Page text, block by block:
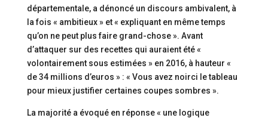
départementale, a dénoncé un discours ambivalent, à
la fois « ambitieux » et « expliquant en même temps
qu’on ne peut plus faire grand-chose ». Avant
d’attaquer sur des recettes qui auraient été «
volontairement sous estimées » en 2016, à hauteur «
de 34 millions d’euros » : « Vous avez noirci le tableau
pour mieux justifier certaines coupes sombres ».
La majorité a évoqué en réponse « une logique